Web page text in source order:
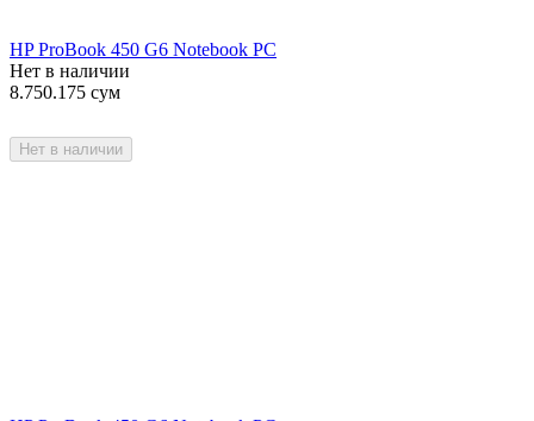
HP ProBook 450 G6 Notebook PC
Нет в наличии
8.750.175 сум
Нет в наличии